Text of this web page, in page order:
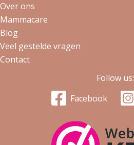
Over ons
Mammacare
Blog
Veel gestelde vragen
Contact
Follow us:
Facebook